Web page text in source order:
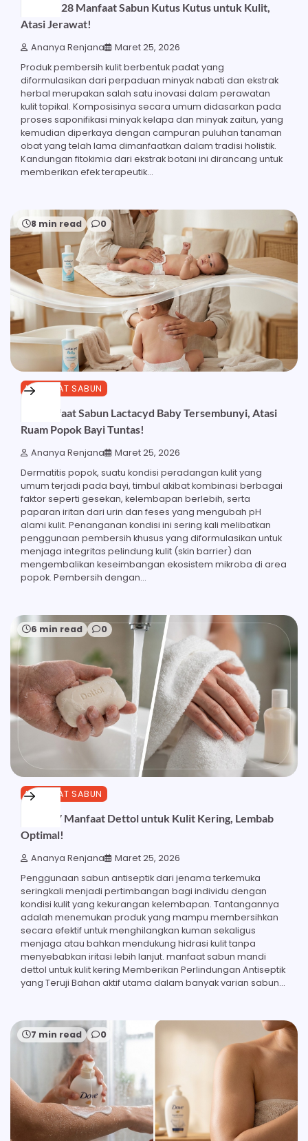
Ketahui 28 Manfaat Sabun Kutus Kutus untuk Kulit,
Atasi Jerawat!
Ananya Renjana Maret 25, 2026
Produk pembersih kulit berbentuk padat yang
diformulasikan dari perpaduan minyak nabati dan ekstrak
herbal merupakan salah satu inovasi dalam perawatan
kulit topikal. Komposisinya secara umum didasarkan pada
proses saponifikasi minyak kelapa dan minyak zaitun, yang
kemudian diperkaya dengan campuran puluhan tanaman
obat yang telah lama dimanfaatkan dalam tradisi holistik.
Kandungan fitokimia dari ekstrak botani ini dirancang untuk
memberikan efek terapeutik…
8 min read 0
MANFAAT SABUN
27 Manfaat Sabun Lactacyd Baby Tersembunyi, Atasi
Ruam Popok Bayi Tuntas!
Ananya Renjana Maret 25, 2026
Dermatitis popok, suatu kondisi peradangan kulit yang
umum terjadi pada bayi, timbul akibat kombinasi berbagai
faktor seperti gesekan, kelembapan berlebih, serta
paparan iritan dari urin dan feses yang mengubah pH
alami kulit. Penanganan kondisi ini sering kali melibatkan
penggunaan pembersih khusus yang diformulasikan untuk
menjaga integritas pelindung kulit (skin barrier) dan
mengembalikan keseimbangan ekosistem mikroba di area
popok. Pembersih dengan…
6 min read 0
MANFAAT SABUN
Inilah 17 Manfaat Dettol untuk Kulit Kering, Lembab
Optimal!
Ananya Renjana Maret 25, 2026
Penggunaan sabun antiseptik dari jenama terkemuka
seringkali menjadi pertimbangan bagi individu dengan
kondisi kulit yang kekurangan kelembapan. Tantangannya
adalah menemukan produk yang mampu membersihkan
secara efektif untuk menghilangkan kuman sekaligus
menjaga atau bahkan mendukung hidrasi kulit tanpa
menyebabkan iritasi lebih lanjut. manfaat sabun mandi
dettol untuk kulit kering Memberikan Perlindungan Antiseptik
yang Teruji Bahan aktif utama dalam banyak varian sabun…
7 min read 0